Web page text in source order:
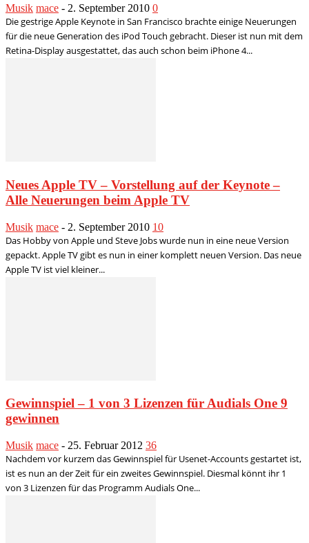
Musik mace - 2. September 2010 0
Die gestrige Apple Keynote in San Francisco brachte einige Neuerungen
für die neue Generation des iPod Touch gebracht. Dieser ist nun mit dem
Retina-Display ausgestattet, das auch schon beim iPhone 4...
Neues Apple TV – Vorstellung auf der Keynote –
Alle Neuerungen beim Apple TV
Musik mace - 2. September 2010 10
Das Hobby von Apple und Steve Jobs wurde nun in eine neue Version
gepackt. Apple TV gibt es nun in einer komplett neuen Version. Das neue
Apple TV ist viel kleiner...
Gewinnspiel – 1 von 3 Lizenzen für Audials One 9
gewinnen
Musik mace - 25. Februar 2012 36
Nachdem vor kurzem das Gewinnspiel für Usenet-Accounts gestartet ist,
ist es nun an der Zeit für ein zweites Gewinnspiel. Diesmal könnt ihr 1
von 3 Lizenzen für das Programm Audials One...